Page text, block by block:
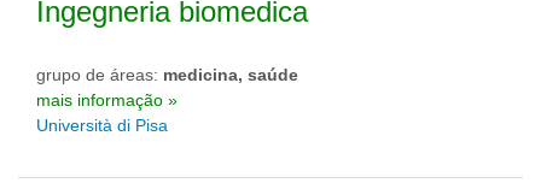
Ingegneria biomedica
grupo de áreas: medicina, saúde
mais informação »
Università di Pisa